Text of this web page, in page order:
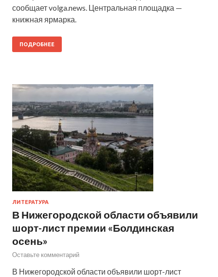
сообщает volga.news. Центральная площадка —
книжная ярмарка.
ПОДРОБНЕЕ
ЛИТЕРАТУРА
В Нижегородской области объявили
шорт-лист премии «Болдинская
осень»
Оставьте комментарий
В Нижегородской области объявили шорт-лист